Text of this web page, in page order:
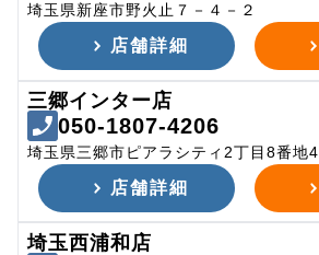
埼玉県新座市野火止７－４－２
店舗詳細
三郷インター店
050-1807-4206
埼玉県三郷市ピアラシティ2丁目8番地4
店舗詳細
埼玉西浦和店